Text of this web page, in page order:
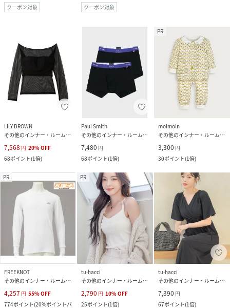
クーポン対象 クーポン対象
LILY BROWN
その他のインナー・ルームウェア
7,568 円 20%OFF
68ポイント(1倍)
Paul Smith
その他のインナー・ルームウェア
7,480 円
68ポイント(1倍)
PR
moimoln
その他のインナー・ルームウェア
3,300 円
30ポイント(1倍)
PR
FREEKNOT
その他のインナー・ルームウェア
4,257 円 55%OFF
774ポイント(20%ポイントバ
PR
tu-hacci
その他のインナー・ルームウェア
2,790 円 10%OFF
25ポイント(1倍)
tu-hacci
その他のインナー・ルームウェア
7,390 円
67ポイント(1倍)